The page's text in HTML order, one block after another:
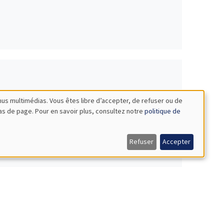
multimédias. Vous êtes libre d’accepter, de refuser ou de
de page. Pour en savoir plus, consultez notre politique de
Refuser Accepter